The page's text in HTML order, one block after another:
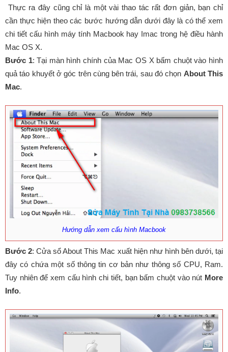
Thực ra đây cũng chỉ là một vài thao tác rất đơn giản, bạn chỉ
cần thực hiện theo các bước hướng dẫn dưới đây là có thể xem
chi tiết cấu hình máy tính Macbook hay Imac trong hệ điều hành
Mac OS X.
Bước 1: Tại màn hình chính của Mac OS X bấm chuột vào hình
quả táo khuyết ở góc trên cùng bên trái, sau đó chọn About This
Mac.
Hướng dẫn xem cấu hình Macbook
Bước 2: Cửa sổ About This Mac xuất hiện như hình bên dưới, tại
đây có chứa một số thông tin cơ bản như thông số CPU, Ram.
Tuy nhiên để xem cấu hình chi tiết, bạn bấm chuột vào nút More
Info.